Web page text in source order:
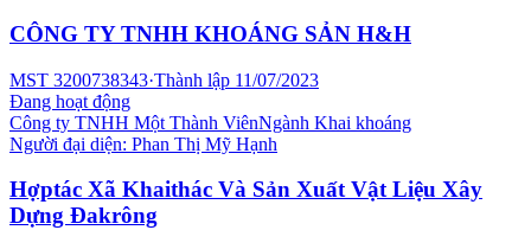
CÔNG TY TNHH KHOÁNG SẢN H&H
MST 3200738343·Thành lập 11/07/2023
Đang hoạt động
Công ty TNHH Một Thành ViênNgành Khai khoáng
Người đại diện: Phan Thị Mỹ Hạnh
Hợptác Xã Khaithác Và Sản Xuất Vật Liệu Xây
Dựng Đakrông